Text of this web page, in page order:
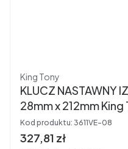
Producent
King Tony
KLUCZ NASTAWNY
28mm x 212mm King
Kod produktu: 3611VE-08
Cena brutto
327,81 zł